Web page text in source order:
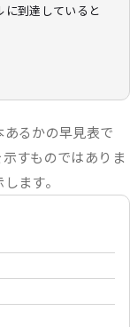
に到達していると
るかの早見表で
すものではありま
ます。